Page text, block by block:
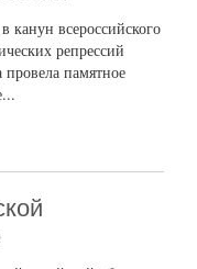
канун всероссийского
репрессий
памятное